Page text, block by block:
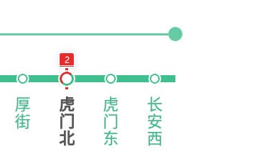
厚
街
2
虎
门
北
虎
门
东
长
安
西